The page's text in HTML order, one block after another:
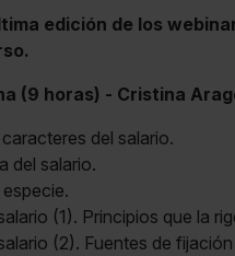
edición de los
(9 horas) - Cristina
del salario.
del salario.
(1). Principios que la
(2). Fuentes de